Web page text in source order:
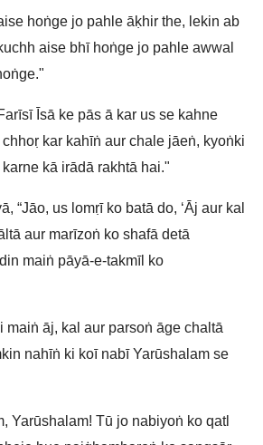
hoṅge jo pahle āḳhir the, lekin ab
aise bhī hoṅge jo pahle awwal
Īsā ke pās ā kar us se kahne
chhoṛ kar kahīṅ aur chale jāeṅ, kyoṅki
kā irādā rakhtā hai."
“Jāo, us lomṛī ko batā do, ‘Āj aur kal
aur marīzoṅ ko shafā detā
maiṅ pāyā-e-takmīl ko
maiṅ āj, kal aur parsoṅ āge chaltā
nahīṅ ki koī nabī Yarūshalam se
Yarūshalam! Tū jo nabiyoṅ ko qatl